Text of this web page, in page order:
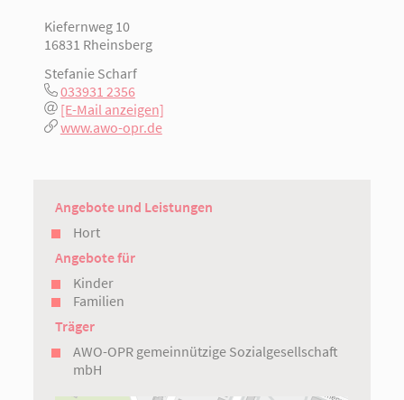
Kiefernweg 10
16831 Rheinsberg
Stefanie Scharf
033931 2356
[E-Mail anzeigen]
www.awo-opr.de
Angebote und Leistungen
Hort
Angebote für
Kinder
Familien
Träger
AWO-OPR gemeinnützige Sozialgesellschaft
mbH